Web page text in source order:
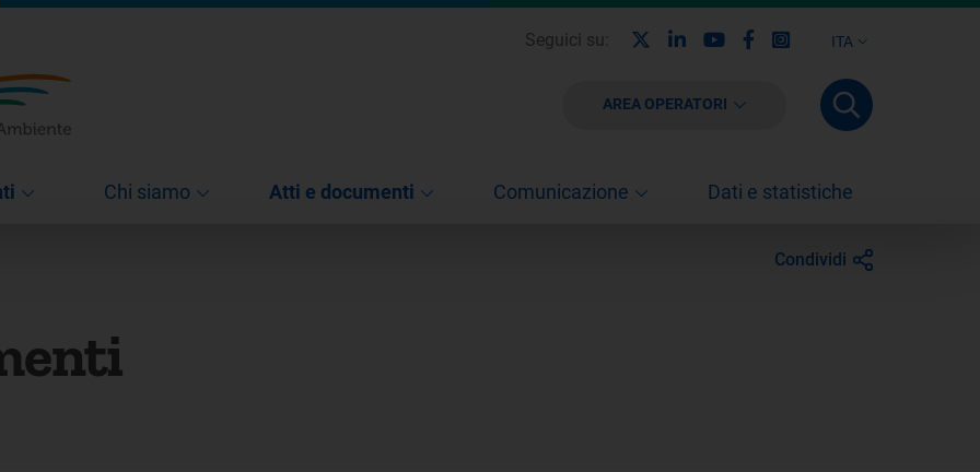
ITA
Seguici su: LinkedinYoutubeFacebook
Instagram
AREA OPERATORI
Chi siamo Atti e documenti Comunicazione Dati e statistiche
Condividi